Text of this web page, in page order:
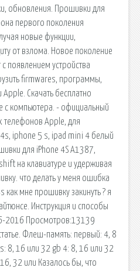
обновления. Прошивки для
первого поколения
новые функции,
от взлома. Новое поколение
появлением устройства
firmwares, программы,
Скачать бесплатно
с компьютера. - официальный
телефонов Apple, для
iphone 5 s, ipad mini 4 белый
для iPhone 4S A1387,
на клавиатуре и удерживая
что делать у меня ошибка
мне прошивку закинуть ? я
Инструкция и способы
2016 Просмотров:13139
Флеш-память: первый: 4, 8
8, 16 или 32 gb 4: 8, 16 или 32
32 или Казалось бы, что